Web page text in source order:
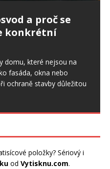
a proč se
konkrétní
domu, které nejsou na
fasáda, okna nebo
ochraně stavby důležitou
postupovat,
domu
přehlédnou. U
narušit omítku,
izolaci.[…]
i spánek,
dutiny
našich životů a v určité
však trvá dlouhodobě,
a to[…]
položky? Sériový i
od Vytisknu.com.